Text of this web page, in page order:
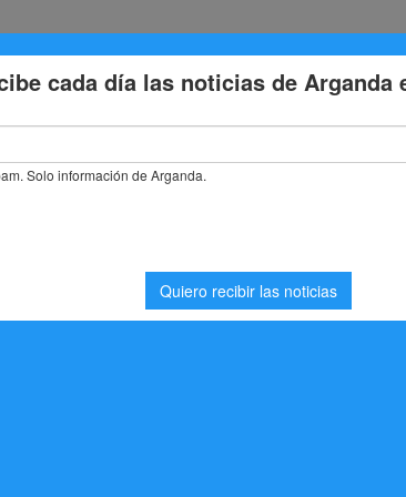
buscando. Quizá pueda ayudarte una búsqueda.